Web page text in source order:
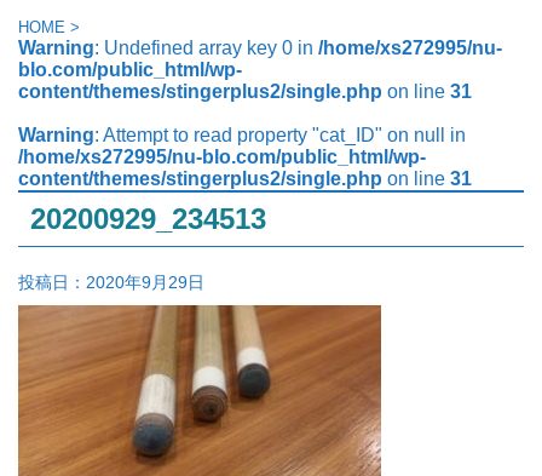
HOME >
Warning: Undefined array key 0 in /home/xs272995/nu-
blo.com/public_html/wp-
content/themes/stingerplus2/single.php on line 31
Warning: Attempt to read property "cat_ID" on null in
/home/xs272995/nu-blo.com/public_html/wp-
content/themes/stingerplus2/single.php on line 31
20200929_234513
投稿日： 2020年9月29日